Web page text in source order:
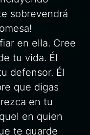
sobrevendrá
en ella. Cree
tu vida. Él
defensor. Él
que digas
en tu
en quien
te guarde